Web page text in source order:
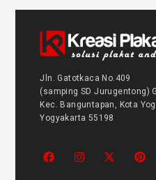
Jln. Gatotkaca No.409
(samping SD Jurugentong)
Kec. Banguntapan, Kota
Yogyakarta 55198